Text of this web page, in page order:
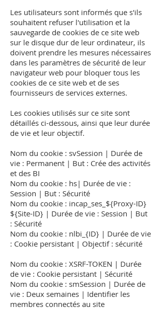
Les utilisateurs sont informés que s'ils
souhaitent refuser l'utilisation et la
sauvegarde de cookies de ce site web
sur le disque dur de leur ordinateur, ils
doivent prendre les mesures nécessaires
dans les paramètres de sécurité de leur
navigateur web pour bloquer tous les
cookies de ce site web et de ses
fournisseurs de services externes.
Les cookies utilisés sur ce site sont
détaillés ci-dessous, ainsi que leur durée
de vie et leur objectif.
Nom du cookie : svSession | Durée de
vie : Permanent | But : Crée des activités
et des BI
Nom du cookie : hs| Durée de vie :
Session | But : Sécurité
Nom du cookie : incap_ses_${Proxy-ID}
${Site-ID} | Durée de vie : Session | But
: Sécurité
Nom du cookie : nlbi_{ID} | Durée de vie
: Cookie persistant | Objectif : sécurité
Nom du cookie : XSRF-TOKEN | Durée
de vie : Cookie persistant | Sécurité
Nom du cookie : smSession | Durée de
vie : Deux semaines | Identifier les
membres connectés au site